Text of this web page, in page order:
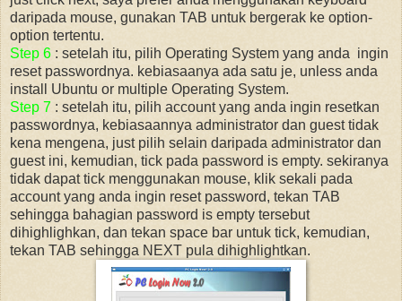
daripada mouse, gunakan TAB untuk bergerak ke option-
option tertentu.
Step 6 : setelah itu, pilih Operating System yang anda ingin
reset passwordnya. kebiasaanya ada satu je, unless anda
install Ubuntu or multiple Operating System.
Step 7 : setelah itu, pilih account yang anda ingin resetkan
passwordnya, kebiasaannya administrator dan guest tidak
kena mengena, just pilih selain daripada administrator dan
guest ini, kemudian, tick pada password is empty. sekiranya
tidak dapat tick menggunakan mouse, klik sekali pada
account yang anda ingin reset password, tekan TAB
sehingga bahagian password is empty tersebut
dihighlighkan, dan tekan space bar untuk tick, kemudian,
tekan TAB sehingga NEXT pula dihighlightkan.